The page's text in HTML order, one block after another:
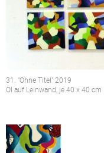
31. "Ohne Titel" 2019
Öl auf Leinwand, je 40 x 40 cm